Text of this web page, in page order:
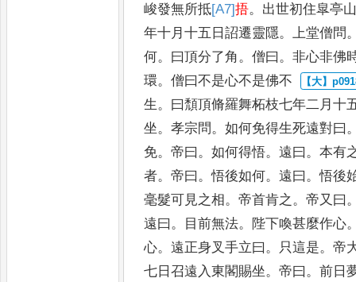
峻發無所抵[A7]捂。 出世初住皐亭
年十月十五日詔遷靈隱。上堂僧問
何。 曰頂分了角。僧曰。非心非佛
環。僧曰不是心不是佛不
生。 曰頹頂脩羅舞柘枝七年二 月十
坐。孝宗問。如何免得生死遠對曰
免。帝曰。如何得悟。遠曰。本有
者。帝曰。悟後如何。遠曰。悟後
毫髮可見之相。帝首肯之。帝又 曰
遠曰。 目前無法。 陛下喚甚麼作心
心。遠正身叉手立曰。 只這是。帝
七日召遠入東閣賜坐。帝曰。前日